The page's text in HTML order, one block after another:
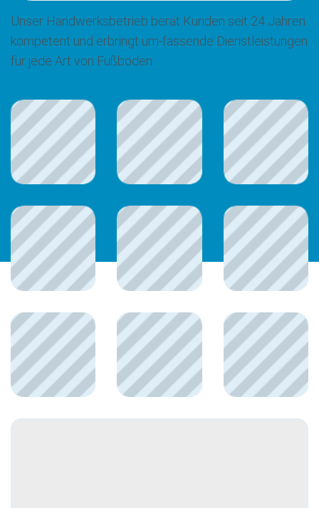
Unser Handwerksbetrieb berät Kunden seit 24 Jahren
kompetent und erbringt um-fassende Dienstleistungen
für jede Art von Fußböden.